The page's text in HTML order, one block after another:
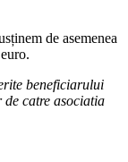
de asemenea
beneficiarului
catre asociatia